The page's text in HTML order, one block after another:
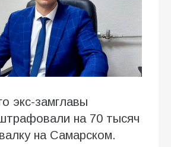
экс-замглавы
на 70 тысяч
на Самарском.